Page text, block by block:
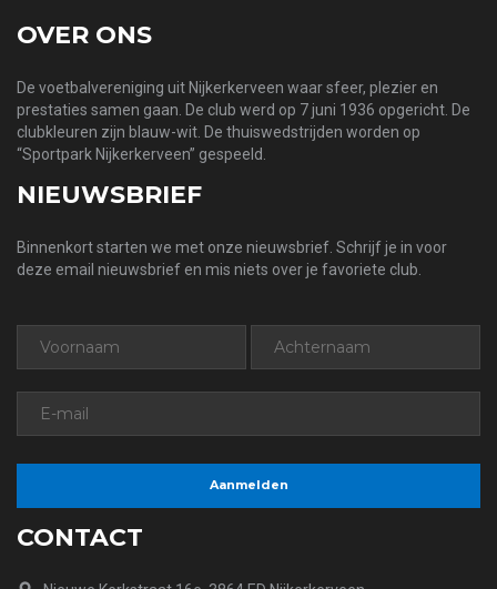
OVER ONS
De voetbalvereniging uit Nijkerkerveen waar sfeer, plezier en
prestaties samen gaan. De club werd op 7 juni 1936 opgericht. De
clubkleuren zijn blauw-wit. De thuiswedstrijden worden op
“Sportpark Nijkerkerveen” gespeeld.
NIEUWSBRIEF
Binnenkort starten we met onze nieuwsbrief. Schrijf je in voor
deze email nieuwsbrief en mis niets over je favoriete club.
CONTACT